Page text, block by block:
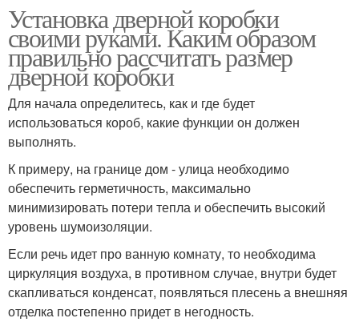
Установка дверной коробки
своими руками. Каким образом
правильно рассчитать размер
дверной коробки
Для начала определитесь, как и где будет
использоваться короб, какие функции он должен
выполнять.
К примеру, на границе дом - улица необходимо
обеспечить герметичность, максимально
минимизировать потери тепла и обеспечить высокий
уровень шумоизоляции.
Если речь идет про ванную комнату, то необходима
циркуляция воздуха, в противном случае, внутри будет
скапливаться конденсат, появляться плесень а внешняя
отделка постепенно придет в негодность.